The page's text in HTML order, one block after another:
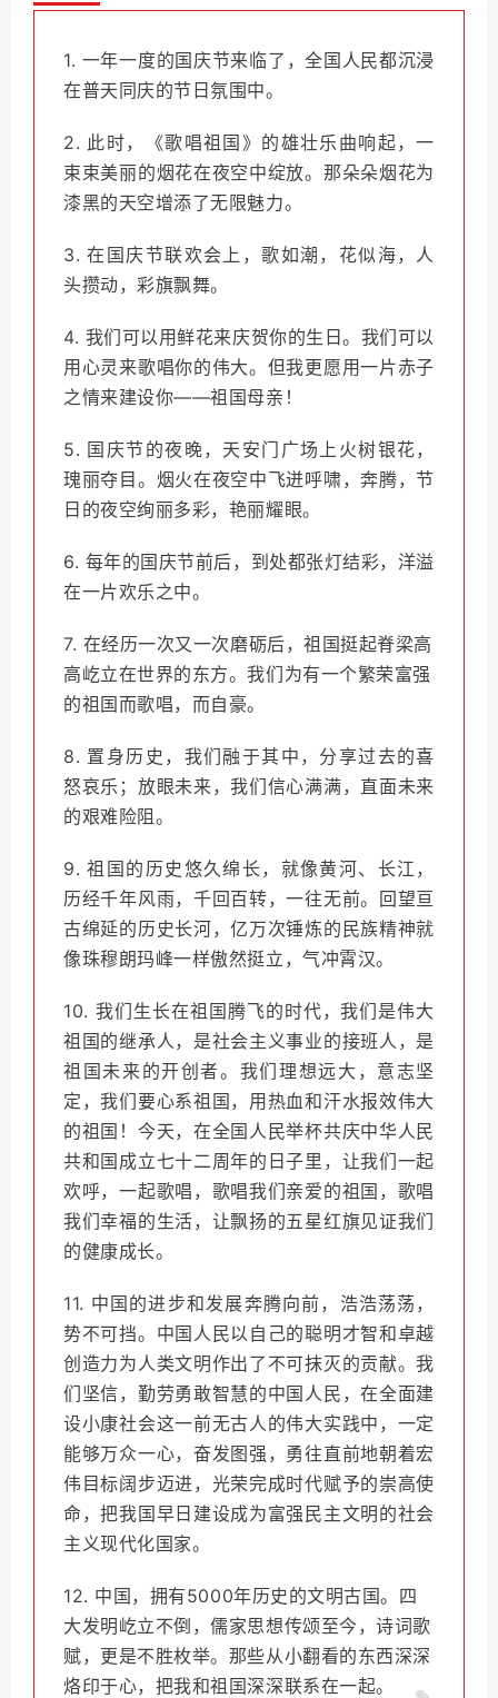
1. 一年一度的国庆节来临了，全国人民都沉浸
在普天同庆的节日氛围中。
2. 此时，《歌唱祖国》的雄壮乐曲响起，一
束束美丽的烟花在夜空中绽放。那朵朵烟花为
漆黑的天空增添了无限魅力。
3. 在国庆节联欢会上，歌如潮，花似海，人
头攒动，彩旗飘舞。
4. 我们可以用鲜花来庆贺你的生日。我们可以
用心灵来歌唱你的伟大。但我更愿用一片赤子
之情来建设你——祖国母亲！
5. 国庆节的夜晚，天安门广场上火树银花，
瑰丽夺目。烟火在夜空中飞迸呼啸，奔腾，节
日的夜空绚丽多彩，艳丽耀眼。
6. 每年的国庆节前后，到处都张灯结彩，洋溢
在一片欢乐之中。
7. 在经历一次又一次磨砺后，祖国挺起脊梁高
高屹立在世界的东方。我们为有一个繁荣富强
的祖国而歌唱，而自豪。
8. 置身历史，我们融于其中，分享过去的喜
怒哀乐；放眼未来，我们信心满满，直面未来
的艰难险阻。
9. 祖国的历史悠久绵长，就像黄河、长江，
历经千年风雨，千回百转，一往无前。回望亘
古绵延的历史长河，亿万次锤炼的民族精神就
像珠穆朗玛峰一样傲然挺立，气冲霄汉。
10. 我们生长在祖国腾飞的时代，我们是伟大
祖国的继承人，是社会主义事业的接班人，是
祖国未来的开创者。我们理想远大，意志坚
定，我们要心系祖国，用热血和汗水报效伟大
的祖国！今天，在全国人民举杯共庆中华人民
共和国成立七十二周年的日子里，让我们一起
欢呼，一起歌唱，歌唱我们亲爱的祖国，歌唱
我们幸福的生活，让飘扬的五星红旗见证我们
的健康成长。
11. 中国的进步和发展奔腾向前，浩浩荡荡，
势不可挡。中国人民以自己的聪明才智和卓越
创造力为人类文明作出了不可抹灭的贡献。我
们坚信，勤劳勇敢智慧的中国人民，在全面建
设小康社会这一前无古人的伟大实践中，一定
能够万众一心，奋发图强，勇往直前地朝着宏
伟目标阔步迈进，光荣完成时代赋予的崇高使
命，把我国早日建设成为富强民主文明的社会
主义现代化国家。
12. 中国，拥有5000年历史的文明古国。四
大发明屹立不倒，儒家思想传颂至今，诗词歌
赋，更是不胜枚举。那些从小翻看的东西深深
烙印于心，把我和祖国深深联系在一起。